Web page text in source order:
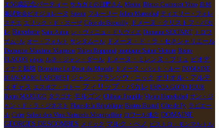
エ50歳記念パーティー サカガミの日野さん Medoc Bistro Coinstot Vino 自然
派試飲会ビオジョレーヌ Savoie フルーリー Julien Mareschal ティエリー・フォレ
スチエ エリック・ド・スーザ Côte de Brouilly ドメーヌ・クリストフ・パカ
レ Barcelone Saint Aubin レ・ヴィニュ・ドリヴィエ Domaine SEXTANT トロワ
ザム−ル オー・フォルト サンタムール ドメーヌ・ド・ラ・セネシャリエール
Domaine Maxime Magnon Tokyo Roppongi montagne Sainte Victoire Bistro
FLACON pépite ルネ・ジャン・ダール ドメーヌ・ミレンヌ・ブリュ
ビオデ
ィナミ栽培 Domaine Le Bout du Monde ドメーヌ・パット・ルー DOMAINE
JEAN-MARC LAFOREST ジャン・フランソワ・ニック オリオル・アルテ
ィギャス エスポア・ゴトー フィリップ・パカレ ESPOA GOTO TOUR
Bistro MARUGO タラゴナ モルゴン Château Poupille Vivien Hemelsdael サン・ジ
ャン・ド・ラ・ジネスト Place de la République Bistro Brutal Côte de Py ラピエー
ル Cidre Salon des Vins Naturels Montpellier ロワール地方 DOMAINE
GEORGES DESCOMBES メドック マルク・ぺノ ビストロ・モンマルトル